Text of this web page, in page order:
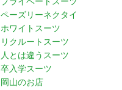
ペーズリーネクタイ
ホワイトスーツ
リクルートスーツ
人とは違うスーツ
卒入学スーツ
岡山のお店